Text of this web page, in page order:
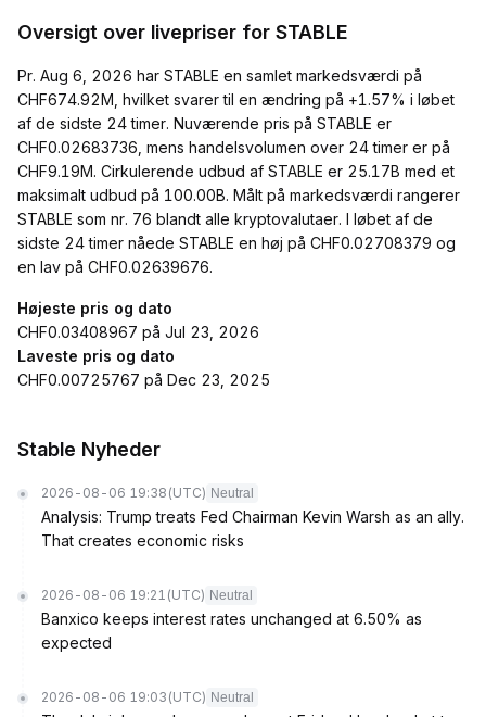
Oversigt over livepriser for STABLE
Pr. Aug 6, 2026 har STABLE en samlet markedsværdi på
CHF674.92M, hvilket svarer til en ændring på +1.57% i løbet
af de sidste 24 timer. Nuværende pris på STABLE er
CHF0.02683736, mens handelsvolumen over 24 timer er på
CHF9.19M. Cirkulerende udbud af STABLE er 25.17B med et
maksimalt udbud på 100.00B. Målt på markedsværdi rangerer
STABLE som nr. 76 blandt alle kryptovalutaer. I løbet af de
sidste 24 timer nåede STABLE en høj på CHF0.02708379 og
en lav på CHF0.02639676.
Højeste pris og dato
CHF0.03408967 på Jul 23, 2026
Laveste pris og dato
CHF0.00725767 på Dec 23, 2025
​​Stable Nyheder
2026-08-06 19:38 (UTC) Neutral
Analysis: Trump treats Fed Chairman Kevin Warsh as an ally.
That creates economic risks
2026-08-06 19:21 (UTC) Neutral
Banxico keeps interest rates unchanged at 6.50% as
expected
2026-08-06 19:03 (UTC) Neutral